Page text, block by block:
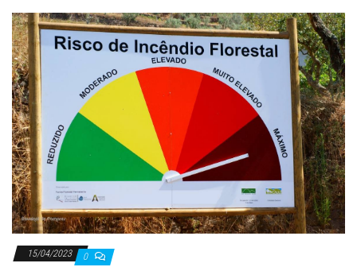
15/04/2023 0